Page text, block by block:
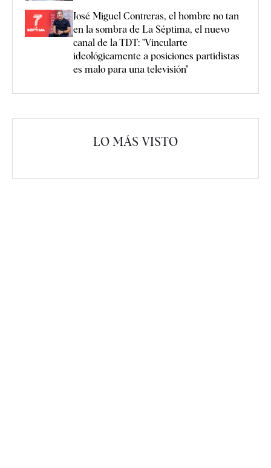
José Miguel Contreras, el hombre no tan
en la sombra de La Séptima, el nuevo
canal de la TDT: "Vincularte
ideológicamente a posiciones partidistas
es malo para una televisión"
LO MÁS VISTO